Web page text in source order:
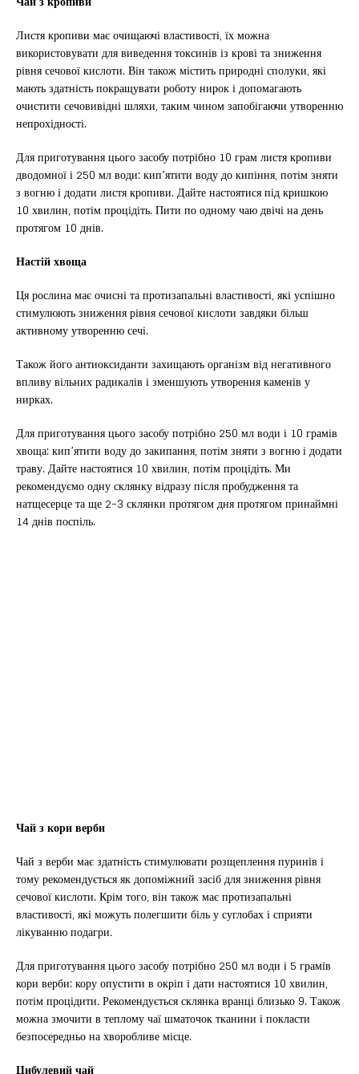
Листя кропиви має очищаючі властивості, їх можна
використовувати для виведення токсинів із крові та зниження
рівня сечової кислоти. Він також містить природні сполуки, які
мають здатність покращувати роботу нирок і допомагають
очистити сечовивідні шляхи, таким чином запобігаючи утворенню
непрохідності.
Для приготування цього засобу потрібно 10 грам листя кропиви
дводомної і 250 мл води: кип’ятити воду до кипіння, потім зняти
з вогню і додати листя кропиви. Дайте настоятися під кришкою
10 хвилин, потім процідіть. Пити по одному чаю двічі на день
протягом 10 днів.
Настій хвоща
Ця рослина має очисні та протизапальні властивості, які успішно
стимулюють зниження рівня сечової кислоти завдяки більш
активному утворенню сечі.
Також його антиоксиданти захищають організм від негативного
впливу вільних радикалів і зменшують утворення каменів у
нирках.
Для приготування цього засобу потрібно 250 мл води і 10 грамів
хвоща: кип’ятити воду до закипання, потім зняти з вогню і додати
траву. Дайте настоятися 10 хвилин, потім процідіть. Ми
рекомендуємо одну склянку відразу після пробудження та
натщесерце та ще 2-3 склянки протягом дня протягом принаймні
14 днів поспіль.
Чай з кори верби
Чай з верби має здатність стимулювати розщеплення пуринів і
тому рекомендується як допоміжний засіб для зниження рівня
сечової кислоти. Крім того, він також має протизапальні
властивості, які можуть полегшити біль у суглобах і сприяти
лікуванню подагри.
Для приготування цього засобу потрібно 250 мл води і 5 грамів
кори верби: кору опустити в окріп і дати настоятися 10 хвилин,
потім процідити. Рекомендується склянка вранці близько 9. Також
можна змочити в теплому чаї шматочок тканини і покласти
безпосередньо на хворобливе місце.
Цибулевий чай